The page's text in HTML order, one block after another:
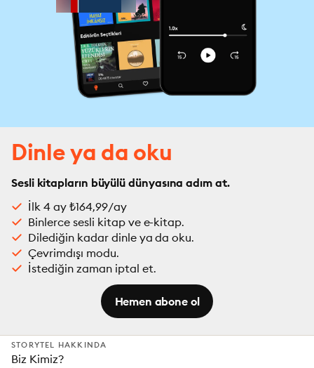
Dinle ya da oku
Sesli kitapların büyülü dünyasına adım at.
İlk 4 ay ₺164,99/ay
Binlerce sesli kitap ve e-kitap.
Dilediğin kadar dinle ya da oku.
Çevrimdışı modu.
İstediğin zaman iptal et.
Hemen abone ol
STORYTEL HAKKINDA
Biz Kimiz?